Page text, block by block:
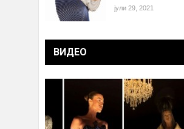
јули 29, 2021
ВИДЕО